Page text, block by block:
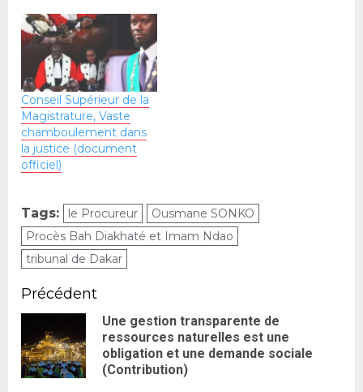
Conseil Supérieur de la
Magistrature, Vaste
chamboulement dans
la justice (document
officiel)
Tags: le Procureur
Ousmane SONKO
Procès Bah Diakhaté et Imam Ndao
tribunal de Dakar
Précédent
Une gestion transparente de
ressources naturelles est une
obligation et une demande sociale
(Contribution)